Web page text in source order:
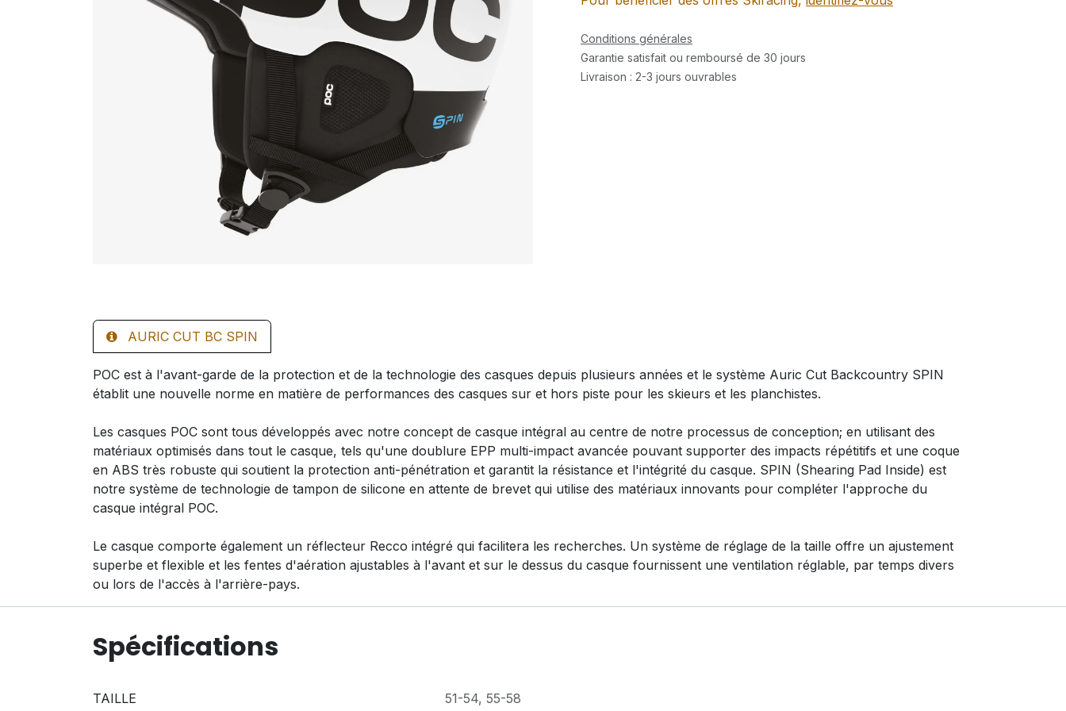
Conditions générales
Garantie satisfait ou remboursé de 30 jours
Livraison : 2-3 jours ouvrables
AURIC CUT BC SPIN
POC est à l'avant-garde de la protection et de la technologie des casques depuis plusieurs années et le système Auric Cut Backcountry SPIN
établit une nouvelle norme en matière de performances des casques sur et hors piste pour les skieurs et les planchistes.
Les casques POC sont tous développés avec notre concept de casque intégral au centre de notre processus de conception; en utilisant des
matériaux optimisés dans tout le casque, tels qu'une doublure EPP multi-impact avancée pouvant supporter des impacts répétitifs et une coque
en ABS très robuste qui soutient la protection anti-pénétration et garantit la résistance et l'intégrité du casque. SPIN (Shearing Pad Inside) est
notre système de technologie de tampon de silicone en attente de brevet qui utilise des matériaux innovants pour compléter l'approche du
casque intégral POC.
Le casque comporte également un réflecteur Recco intégré qui facilitera les recherches. Un système de réglage de la taille offre un ajustement
superbe et flexible et les fentes d'aération ajustables à l'avant et sur le dessus du casque fournissent une ventilation réglable, par temps divers
ou lors de l'accès à l'arrière-pays.
Spécifications
TAILLE
51-54, 55-58